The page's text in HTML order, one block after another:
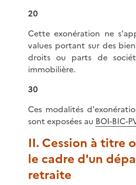
20
Cette exonération ne
values portant sur des
droits ou parts de
immobilière.
30
Ces modalités
sont exposées au BOI-BIC-
II. Cession à titre
le cadre d'un
retraite